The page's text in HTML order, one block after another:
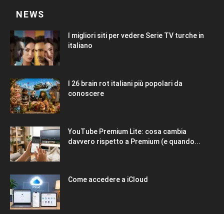
NEWS
I migliori siti per vedere Serie TV turche in
italiano
I 26 brain rot italiani più popolari da
conoscere
YouTube Premium Lite: cosa cambia
davvero rispetto a Premium (e quando...
Come accedere a iCloud